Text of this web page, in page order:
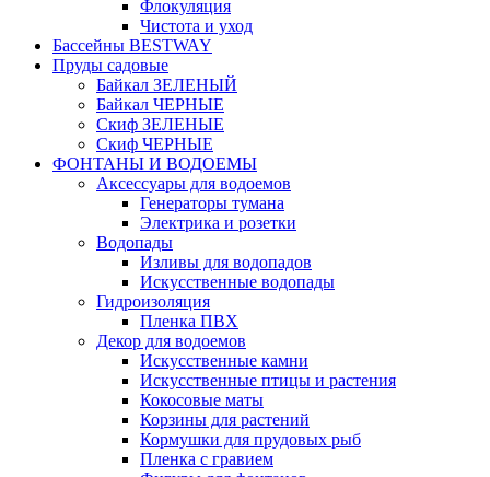
Флокуляция
Чистота и уход
Бассейны BESTWAY
Пруды садовые
Байкал ЗЕЛЕНЫЙ
Байкал ЧЕРНЫЕ
Скиф ЗЕЛЕНЫЕ
Скиф ЧЕРНЫЕ
ФОНТАНЫ И ВОДОЕМЫ
Аксессуары для водоемов
Генераторы тумана
Электрика и розетки
Водопады
Изливы для водопадов
Искусственные водопады
Гидроизоляция
Пленка ПВХ
Декор для водоемов
Искусственные камни
Искусственные птицы и растения
Кокосовые маты
Корзины для растений
Кормушки для прудовых рыб
Пленка с гравием